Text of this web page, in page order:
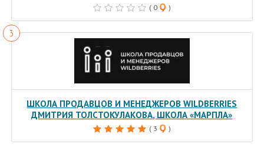
( 0 )
ШКОЛА ПРОДАВЦОВ И МЕНЕДЖЕРОВ WILDBERRIES
ДМИТРИЯ ТОЛСТОКУЛАКОВА, ШКОЛА «МАРПЛА»
( 3 )